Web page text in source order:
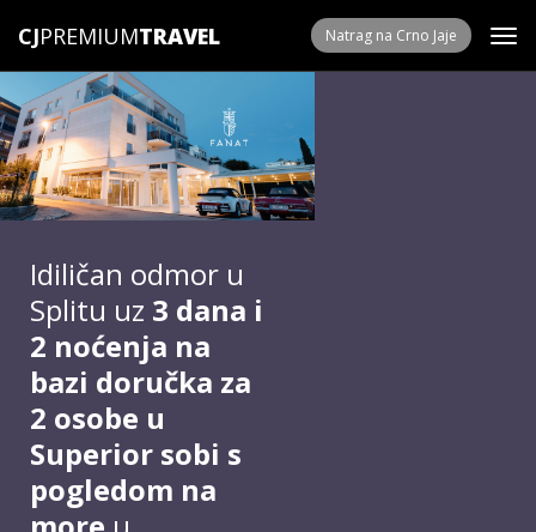
CJPREMIUM Natrag na Crno Jaje
Idiličan odmor u
Splitu uz 3 dana i
2 noćenja na
bazi doručka za
2 osobe u
Superior sobi s
pogledom na